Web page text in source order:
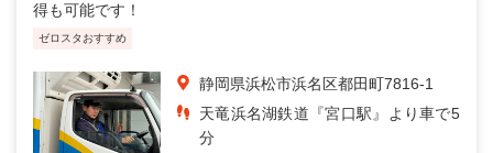
得も可能です！
ゼロスタおすすめ
静岡県浜松市浜名区都田町7816-1
天竜浜名湖鉄道『宮口駅』より車で5
分